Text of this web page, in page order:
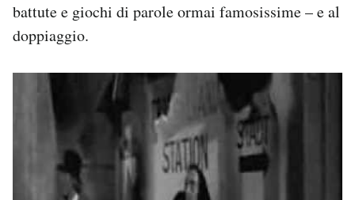
battute e giochi di parole ormai famosissime – e al
doppiaggio.